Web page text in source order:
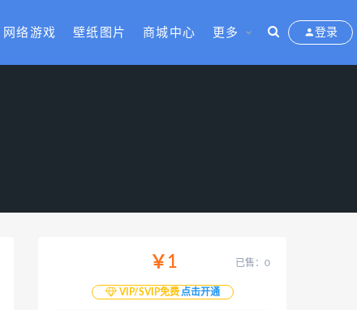
网络游戏 壁纸图片 商城中心 更多 登录
￥1
VIP/SVIP免费 点击开通
已售：0